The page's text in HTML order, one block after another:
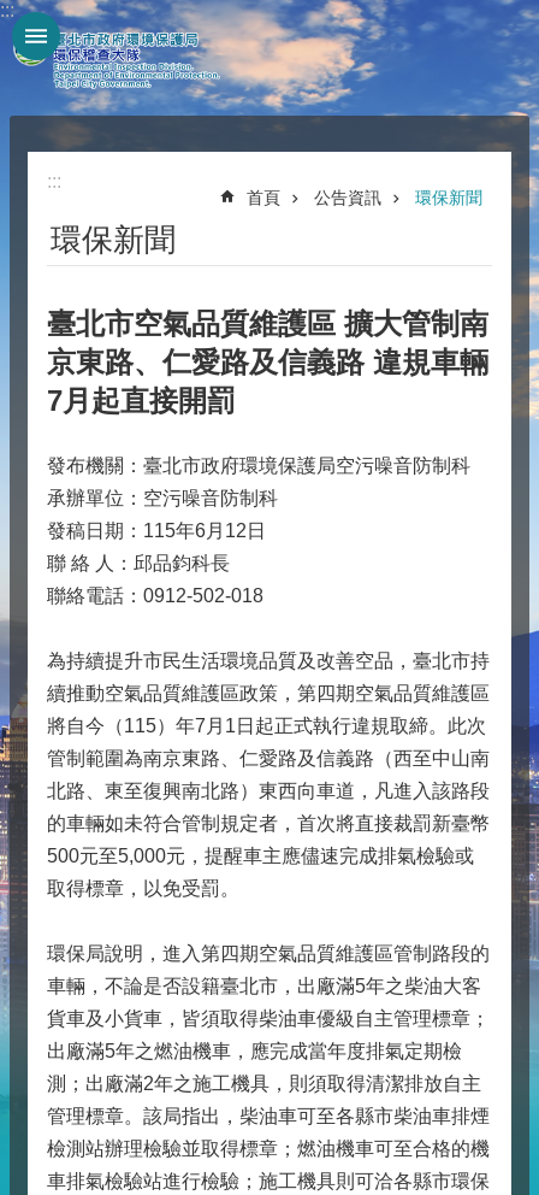
跳到主要內容區塊
:::
:::
首頁 公告資訊 環保新聞
環保新聞
臺北市空氣品質維護區 擴大管制南
京東路、仁愛路及信義路 違規車輛
7月起直接開罰
發布機關：臺北市政府環境保護局空污噪音防制科
承辦單位：空污噪音防制科
發稿日期：115年6月12日
聯 絡 人：邱品鈞科長
聯絡電話：0912-502-018
為持續提升市民生活環境品質及改善空品，臺北市持
續推動空氣品質維護區政策，第四期空氣品質維護區
將自今（115）年7月1日起正式執行違規取締。此次
管制範圍為南京東路、仁愛路及信義路（西至中山南
北路、東至復興南北路）東西向車道，凡進入該路段
的車輛如未符合管制規定者，首次將直接裁罰新臺幣
500元至5,000元，提醒車主應儘速完成排氣檢驗或
取得標章，以免受罰。
環保局說明，進入第四期空氣品質維護區管制路段的
車輛，不論是否設籍臺北市，出廠滿5年之柴油大客
貨車及小貨車，皆須取得柴油車優級自主管理標章；
出廠滿5年之燃油機車，應完成當年度排氣定期檢
測；出廠滿2年之施工機具，則須取得清潔排放自主
管理標章。該局指出，柴油車可至各縣市柴油車排煙
檢測站辦理檢驗並取得標章；燃油機車可至合格的機
車排氣檢驗站進行檢驗；施工機具則可洽各縣市環保